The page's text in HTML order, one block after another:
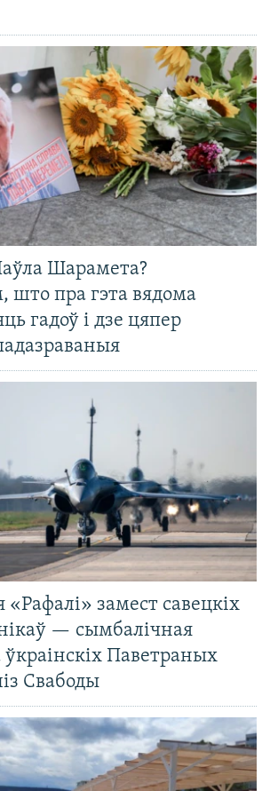
Шарамета?
што пра гэта вядома
гадоў і дзе цяпер
«Рафалі» замест савецкіх
— сымбалічная
Паветраных
Свабоды